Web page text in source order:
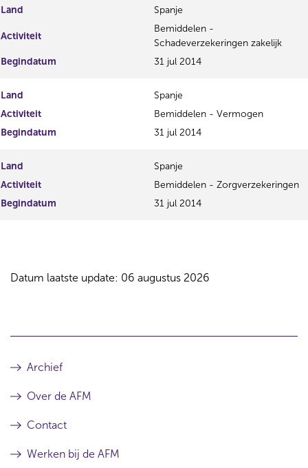
Land Spanje
Activiteit
Bemiddelen -
Schadeverzekeringen zakelijk
Begindatum
31 jul 2014
Land
Spanje
Activiteit
Bemiddelen - Vermogen
Begindatum
31 jul 2014
Land
Spanje
Activiteit
Bemiddelen - Zorgverzekeringen
Begindatum
31 jul 2014
Datum laatste update: 06 augustus 2026
Archief
Over de AFM
Contact
Werken bij de AFM